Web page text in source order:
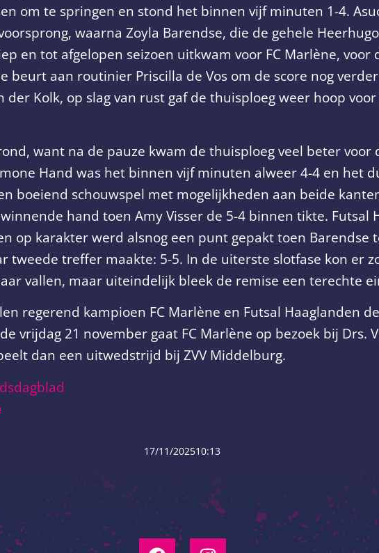
om te springen en stond het binnen vijf minuten 1-4.
waarna Zoyla Barendse, die de gehele
en tot afgelopen seizoen uitkwam voor FC Marlène, voor
beurt aan routinier Priscilla de Vos om de score nog
der Kolk, op slag van rust gaf de thuisploeg weer hoop
want na de pauze kwam de thuisploeg veel beter voor
Hand was het binnen vijf minuten alweer 4-4 en het
boeiend schouwspel met mogelijkheden aan beide
hand toen Amy Visser de 5-4 binnen tikte. Futsal
op karakter werd alsnog een punt gepakt toen Barendse
tweede treffer maakte: 5-5. In de uiterste slotfase kon er
vallen, maar uiteindelijk bleek de remise een terechte
regerend kampioen FC Marlène en Futsal Haaglanden
vrijdag 21 november gaat FC Marlène op bezoek bij Drs.
dan een uitwedstrijd bij ZVV Middelburg.
17/11/202510:13